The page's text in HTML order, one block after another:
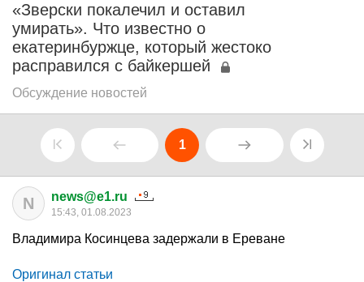
«Зверски покалечил и оставил
умирать». Что известно о
екатеринбуржце, который жестоко
расправился с байкершей
Обсуждение новостей
1
N news@e1.ru
15:43, 01.08.2023
Владимира Косинцева задержали в Ереване
Оригинал статьи